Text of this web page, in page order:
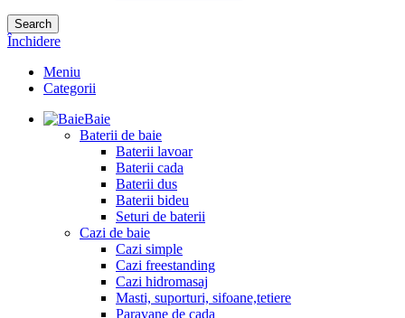
Search
Închidere
Meniu
Categorii
Baie
Baterii de baie
Baterii lavoar
Baterii cada
Baterii dus
Baterii bideu
Seturi de baterii
Cazi de baie
Cazi simple
Cazi freestanding
Cazi hidromasaj
Masti, suporturi, sifoane,tetiere
Paravane de cada